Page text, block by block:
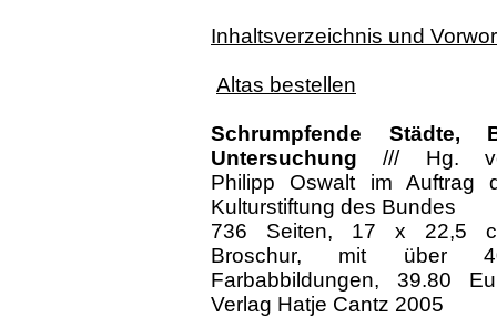
Inhaltsverzeichnis und
Altas bestellen
Schrumpfende Städte,
Untersuchung /// Hg.
Philipp Oswalt im Auftrag
Kulturstiftung des Bundes
736 Seiten, 17 x 22,5
Broschur, mit über
Farbabbildungen, 39.80
Verlag Hatje Cantz 2005